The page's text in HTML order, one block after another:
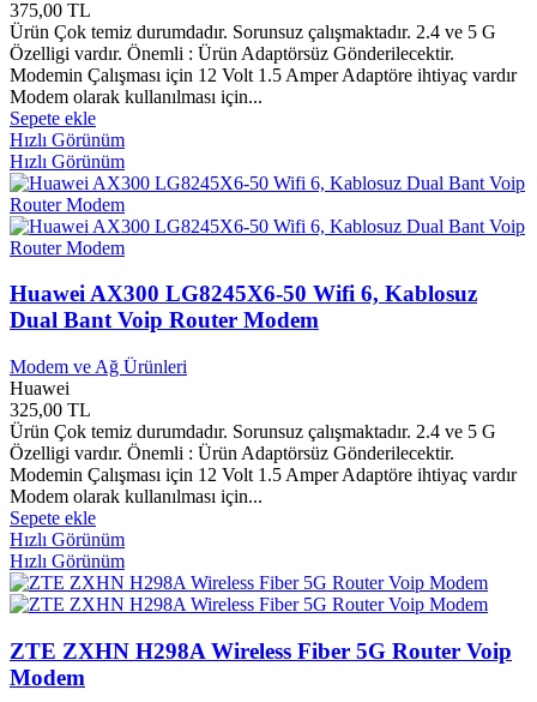
Akbank Sanat Yayınları
Akcaabat Belediyesi 0
Akçağ Yayınları 0
Akçit Yayınları 0
Akgün Yayınları
Akhisar Belediyesi
Akis Kitap Yayınları
Akis Yayınları 0
Akit Yayınları
Akıl Fikir Yayınları 0
Akılçelen Kitaplar Yayınları
Akış Yayınları 0
Akpınar Yayınları 0
Aksaray Belediyesi Kültür Yayınları
Aksaray Valiliği
Aksoy Yayınları
Akvaryum Yayınları 0
Alakarga Sanat Yayınları 0
Alan Yayınları 0
Albatros Yayınları 0
Alef Yayınları
Alev Yayınları
Alfa Yayınları
Algı Yayınları 0
Alibi Yayınları 0
Alioğlu Yayınları 0
Alkım Yayınları 0
375,00 TL
Ürün Çok temiz durumdadır. Sorunsuz çalışmaktadır. 2.4 ve 5 G
Özelligi vardır. Önemli : Ürün Adaptörsüz Gönderilecektir.
Modemin Çalışması için 12 Volt 1.5 Amper Adaptöre ihtiyaç vardır
Modem olarak kullanılması için...
Sepete ekle
Hızlı Görünüm
Hızlı Görünüm
Huawei AX300 LG8245X6-50 Wifi 6, Kablosuz
Dual Bant Voip Router Modem
Modem ve Ağ Ürünleri
Huawei
325,00 TL
Ürün Çok temiz durumdadır. Sorunsuz çalışmaktadır. 2.4 ve 5 G
Özelligi vardır. Önemli : Ürün Adaptörsüz Gönderilecektir.
Modemin Çalışması için 12 Volt 1.5 Amper Adaptöre ihtiyaç vardır
Modem olarak kullanılması için...
Sepete ekle
Hızlı Görünüm
Hızlı Görünüm
ZTE ZXHN H298A Wireless Fiber 5G Router Voip
Modem